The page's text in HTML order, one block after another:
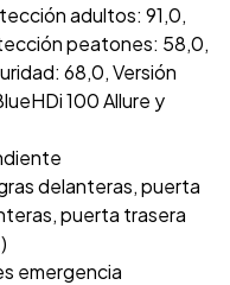
adultos: 91,0,
peatones: 58,0,
68,0, Versión
100 Allure y
delanteras, puerta
puerta trasera
emergencia